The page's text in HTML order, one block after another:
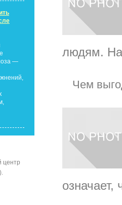
—
центр
людям.
Чем
означает,